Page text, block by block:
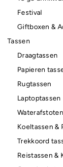
Festival
Giftboxen &
Tassen
Draagtassen
Papieren
Rugtassen
Laptoptassen
Koeltassen &
Trekkoord
Reistassen &